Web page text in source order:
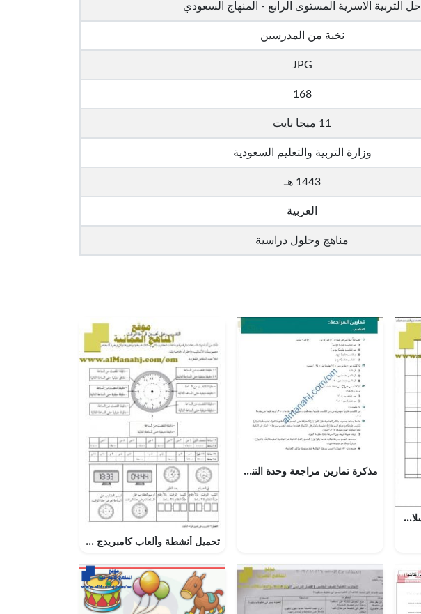
حل التربية الاسرية المستوى الرابع - المنهاج السعودي
نخبة من المدرسين
JPG
168
11 ميجا بايت
وزارة التربية والتعليم السعودية
1443 هـ
العربية
مناهج وحلول دراسية
مقترح خطة تدريس (تربية اسلامية) الثالث
مذكرة تمارين مراجعة وحدة التناسب مع الحل (رياضيات) العاشر
تحميل أنشطة وألعاب كامبريدج (رياضيات) السادس